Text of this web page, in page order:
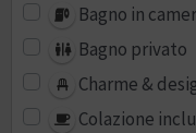
Bagno in
Bagno privato
Charme &
Colazione